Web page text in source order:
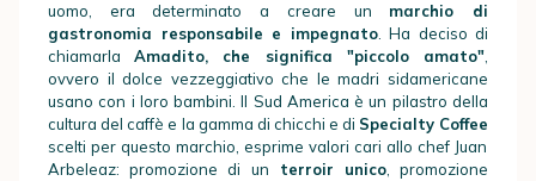
uomo, era determinato a creare un marchio di
gastronomia responsabile e impegnato. Ha deciso di
chiamarlaAmadito, che significa "piccolo amato"
ovvero il dolce vezzeggiativo che le madri sidamericane
usano con i loro bambini. Il Sud America è un pilastro della
cultura del caffè e la gamma di chicchi e di Specialty Coffee
scelti per questo marchio, esprime valori cari allo chef Juan
Arbeleaz:promozione di un terroir unico, promozione